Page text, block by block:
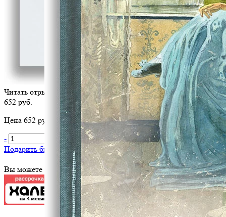
Читать отрывок
652 руб.
Цена 652 руб. за 1 шт
-
+
В корзину
Подарить библиотеке?
Вы можете оплатить эту книгу картой